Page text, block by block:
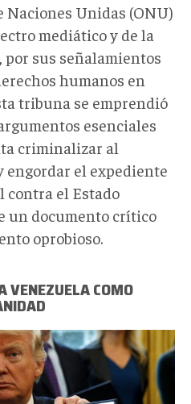
Naciones Unidas (ONU)
mediático y de la
sus señalamientos
humanos en
tribuna se emprendió
esenciales
criminalizar al
engordar el expediente
el Estado
un documento crítico
oprobioso.
VENEZUELA COMO